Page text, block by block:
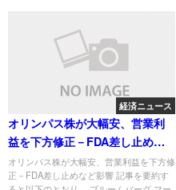
経済ニュース
オリンパス株が大幅安、営業利
益を下方修正－FDA差し止めな
ど影響
オリンパス株が大幅安、営業利益を下方修
正－FDA差し止めなど影響 記事を要約す